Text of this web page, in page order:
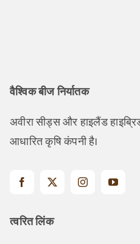
वैश्विक बीज निर्यातक
अवीरा सीड्स और हाइलैंड
आधारित कृषि कंपनी है।
त्वरित लिंक